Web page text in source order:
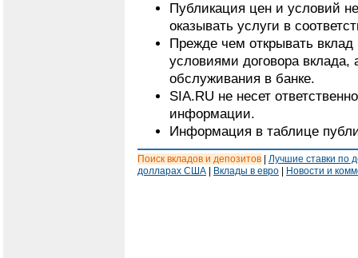
Публикация цен и условий
оказывать услуги в
Прежде чем открывать
условиями договора вклада,
обслуживания в банке.
SIA.RU не несет
информации.
Информация в таблице
Поиск вкладов и депозитов
Лучшие ставки по
долларах США
Вклады в евро Новости и